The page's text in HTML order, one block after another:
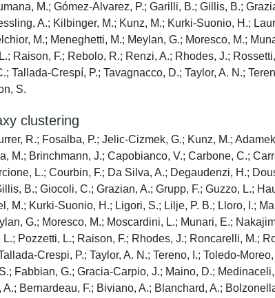
M.; Gómez-Alvarez, P.; Garilli, B.; Gillis, B.;
A.; Kilbinger, M.; Kunz, M.; Kurki-Suonio, H.;
M.; Meneghetti, M.; Meylan, G.; Moresco, M.;
Raison, F.; Rebolo, R.; Renzi, A.; Rhodes, J.;
Crespí, P.; Tavagnacco, D.; Taylor, A. N.;
S.
clustering
R.; Fosalba, P.; Jelic-Cizmek, G.; Kunz, M.;
Brinchmann, J.; Capobianco, V.; Carbone, C.;
L.; Courbin, F.; Da Silva, A.; Degaudenzi, H.;
B.; Giocoli, C.; Grazian, A.; Grupp, F.; Guzzo, L.;
Kurki-Suonio, H.; Ligori, S.; Lilje, P. B.; Lloro, I.;
G.; Moresco, M.; Moscardini, L.; Munari, E.;
Pozzetti, L.; Raison, F.; Rhodes, J.; Roncarelli, M.;
Crespi, P.; Taylor, A. N.; Tereno, I.; Toledo-
Fabbian, G.; Gracia-Carpio, J.; Maino, D.;
Bernardeau, F.; Biviano, A.; Blanchard, A.;